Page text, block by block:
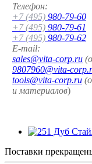
Телефон:
+7 (495) 980-79-60
+7 (495) 980-79-61
+7 (495) 980-79-62
E-mail:
sales@vita-corp.ru
9807960@vita-
tools@vita-corp.ru
и материалов)
Поставки